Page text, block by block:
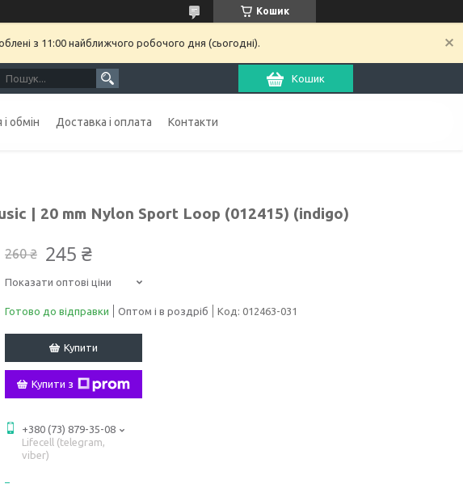
Кошик
з 11:00 найближчого робочого дня (сьогодні).
Кошик
обмін Доставка і оплата Контакти
| 20 mm Nylon Sport Loop (012415) (indigo)
260 ₴ 245 ₴
Показати оптові ціни
Готово до відправки Оптом і в роздріб Код: 012463-031
Купити
Купити з
+380 (73) 879-35-08
Lifecell (telegram,
viber)